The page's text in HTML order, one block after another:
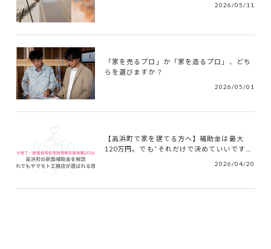
2026/05/11
「家を売るプロ」か「家を造るプロ」、どち
らを選びますか？
2026/05/01
【高浜町で家を建てる方へ】補助金は最大
120万円。でも“それだけで決めていいです...
2026/04/20